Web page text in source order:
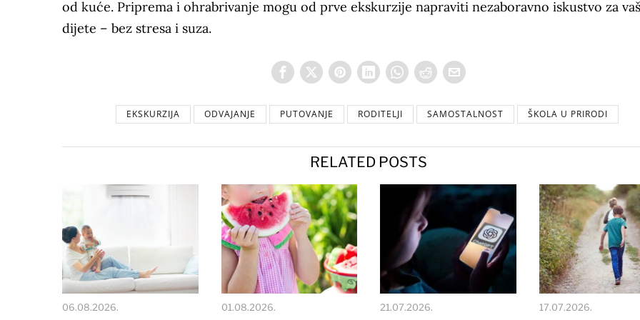
od kuće. Priprema i ohrabrivanje mogu od prve ekskurzije napraviti nezaboravno iskustvo za
dijete – bez stresa i suza.
EKSKURZIJA ODVAJANJE PUTOVANJE RODITELJI SAMOSTALNOST ŠKOLA U PRIRODI
RELATED POSTS
06.08.2026. 01.08.2026. 21.07.2026. 17.07.2026.